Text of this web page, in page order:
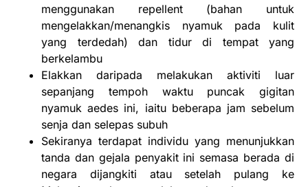
menggunakan repellent (bahan untuk
mengelakkan/menangkis nyamuk pada kulit
yang terdedah) dan tidur di tempat yang
berkelambu
Elakkan daripada melakukan aktiviti luar
sepanjang tempoh waktu puncak gigitan
nyamuk aedes ini, iaitu beberapa jam sebelum
senja dan selepas subuh
Sekiranya terdapat individu yang menunjukkan
tanda dan gejala penyakit ini semasa berada di
negara dijangkiti atau setelah pulang ke